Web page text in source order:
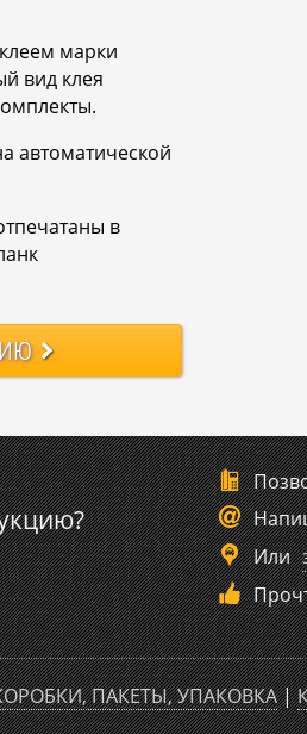
марки
вид клея
автоматической
в
Или
ПАКЕТЫ, УПАКОВКА|